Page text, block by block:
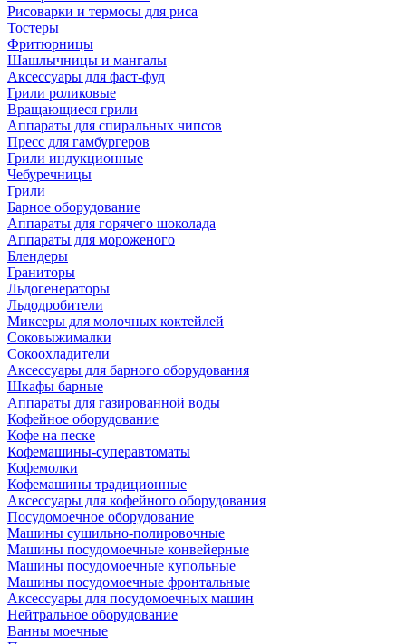
Рисоварки и термосы для риса
Тостеры
Фритюрницы
Шашлычницы и мангалы
Аксессуары для фаст-фуд
Грили роликовые
Вращающиеся грили
Аппараты для спиральных чипсов
Пресс для гамбургеров
Грили индукционные
Чебуречницы
Грили
Барное оборудование
Аппараты для горячего шоколада
Аппараты для мороженого
Блендеры
Граниторы
Льдогенераторы
Льдодробители
Миксеры для молочных коктейлей
Соковыжималки
Сокоохладители
Аксессуары для барного оборудования
Шкафы барные
Аппараты для газированной воды
Кофейное оборудование
Кофе на песке
Кофемашины-суперавтоматы
Кофемолки
Кофемашины традиционные
Аксессуары для кофейного оборудования
Посудомоечное оборудование
Машины сушильно-полировочные
Машины посудомоечные конвейерные
Машины посудомоечные купольные
Машины посудомоечные фронтальные
Аксессуары для посудомоечных машин
Нейтральное оборудование
Ванны моечные